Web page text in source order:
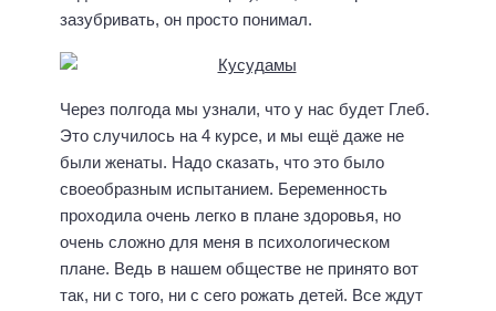
зазубривать, он просто понимал.
Через полгода мы узнали, что у нас будет Глеб.
Это случилось на 4 курсе, и мы ещё даже не
были женаты. Надо сказать, что это было
своеобразным испытанием. Беременность
проходила очень легко в плане здоровья, но
очень сложно для меня в психологическом
плане. Ведь в нашем обществе не принято вот
так, ни с того, ни с сего рожать детей. Все ждут